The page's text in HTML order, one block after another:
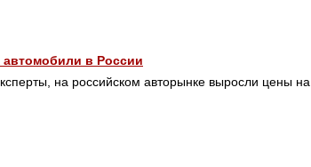
автомобили в России
на российском авторынке выросли цены на